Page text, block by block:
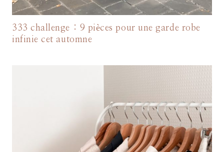
333 challenge : 9 pièces pour une garde robe
infinie cet automne